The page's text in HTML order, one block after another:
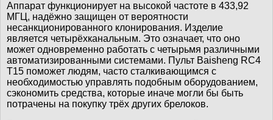
Аппарат функционирует на высокой частоте в 433,92
МГЦ, надёжно защищен от вероятности
несанкционированного клонирования. Изделие
является четырёхканальным. Это означает, что оно
может одновременно работать с четырьмя различными
автоматизированными системами. Пульт Baisheng RC4
T15 поможет людям, часто сталкивающимся с
необходимостью управлять подобным оборудованием,
сэкономить средства, которые иначе могли бы быть
потрачены на покупку трёх других брелоков.